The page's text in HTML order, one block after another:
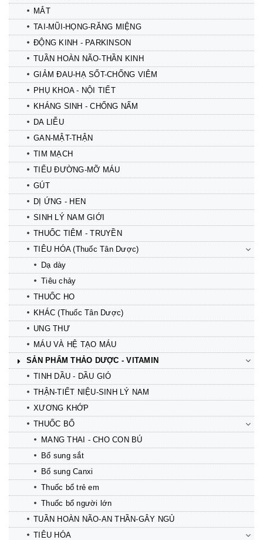
MẮT
TAI-MŨI-HỌNG-RĂNG MIỆNG
ĐỘNG KINH - PARKINSON
TUẦN HOÀN NÃO-THẦN KINH
GIẢM ĐAU-HẠ SỐT-CHỐNG VIÊM
PHỤ KHOA - NỘI TIẾT
KHÁNG SINH - CHỐNG NẤM
DA LIỄU
GAN-MẬT-THẬN
TIM MẠCH
TIỂU ĐƯỜNG-MỠ MÁU
GÚT
DỊ ỨNG - HEN
SINH LÝ NAM GIỚI
THUỐC TIÊM - TRUYỀN
TIÊU HÓA (Thuốc Tân Dược)
Dạ dày
Tiêu chảy
THUỐC HO
KHÁC (Thuốc Tân Dược)
UNG THƯ
MÁU VÀ HỆ TẠO MÁU
SẢN PHẨM THẢO DƯỢC - VITAMIN
TINH DẦU - DẦU GIÓ
THẬN-TIẾT NIỆU-SINH LÝ NAM
XƯƠNG KHỚP
THUỐC BỔ
MANG THAI - CHO CON BÚ
Bổ sung sắt
Bổ sung Canxi
Thuốc bổ trẻ em
Thuốc bổ người lớn
TUẦN HOÀN NÃO-AN THẦN-GÂY NGỦ
TIÊU HÓA